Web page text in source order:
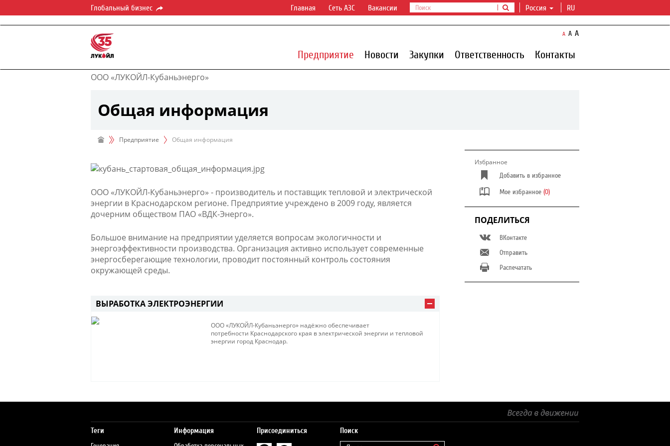
Глобальный бизнес Россия RU
Главная Сеть АЗС Вакансии
A A A
Предприятие Новости Закупки Ответственность Контакты
ООО «ЛУКОЙЛ-Кубаньэнерго»
Общая информация
Предприятие Общая информация
ООО «ЛУКОЙЛ-Кубаньэнерго» - производитель и поставщик тепловой и электрической
энергии в Краснодарском регионе. Предприятие учреждено в 2009 году, является
дочерним обществом ПАО «ВДК-Энерго».
Большое внимание на предприятии уделяется вопросам экологичности и
энергоэффективности производства. Организация активно использует современные
энергосберегающие технологии, проводит постоянный контроль состояния
окружающей среды.
ВЫРАБОТКА ЭЛЕКТРОЭНЕРГИИ
ООО «ЛУКОЙЛ-Кубаньэнерго» надёжно обеспечивает
потребности Краснодарского края в электрической энергии и тепловой
энергии город Краснодар.
Избранное
Добавить в избранное
Мое избранное (0)
ПОДЕЛИТЬСЯ
ВКонтакте
Отправить
Распечатать
Теги Информация Присоединиться Поиск